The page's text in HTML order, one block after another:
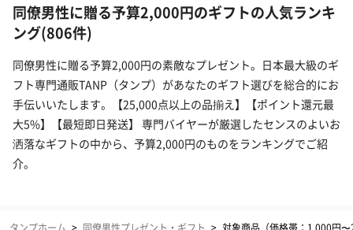
同僚男性に贈る予算2,000円のギフトの人気ランキ
ング(806件)
同僚男性に贈る予算2,000円の素敵なプレゼント。日本最大級のギ
フト専門通販TANP（タンプ）があなたのギフト選びを総合的にお
手伝いいたします。【25,000点以上の品揃え】【ポイント還元最
大5%】【最短即日発送】 専門バイヤーが厳選したセンスのよいお
洒落なギフトの中から、予算2,000円のものをランキングでご紹
介。